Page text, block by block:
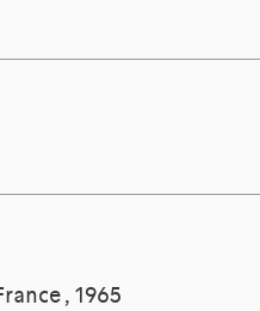
, 1965